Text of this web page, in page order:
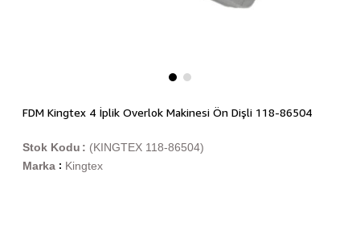
FDM Kingtex 4 İplik Overlok Makinesi Ön Dişli 118-86504
(KINGTEX 118-86504)
Stok Kodu
Marka : Kingtex